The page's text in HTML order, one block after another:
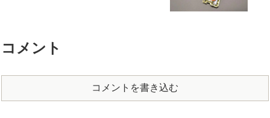
コメント
コメントを書き込む